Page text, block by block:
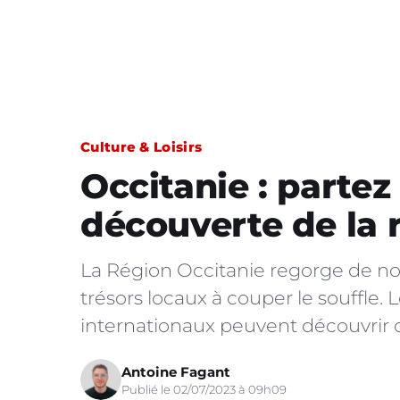
Culture & Loisirs
Occitanie :
découverte de la
La Région Occitanie regorge de
trésors locaux à couper le souffle.
internationaux peuvent découvrir
Antoine Fagant
Publié le 02/07/2023 à 09h09